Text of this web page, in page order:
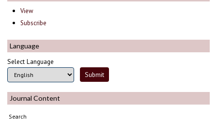
View
Subscribe
Language
Select Language
Journal Content
Search